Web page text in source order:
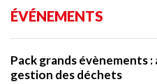
ÉVÉNEMENTS
Pack grands évènements
gestion des déchets